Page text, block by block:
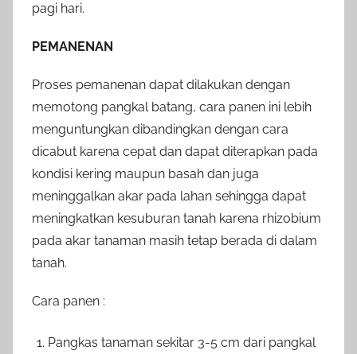
pagi hari.
PEMANENAN
Proses pemanenan dapat dilakukan dengan
memotong pangkal batang, cara panen ini lebih
menguntungkan dibandingkan dengan cara
dicabut karena cepat dan dapat diterapkan pada
kondisi kering maupun basah dan juga
meninggalkan akar pada lahan sehingga dapat
meningkatkan kesuburan tanah karena rhizobium
pada akar tanaman masih tetap berada di dalam
tanah.
Cara panen :
Pangkas tanaman sekitar 3-5 cm dari pangkal